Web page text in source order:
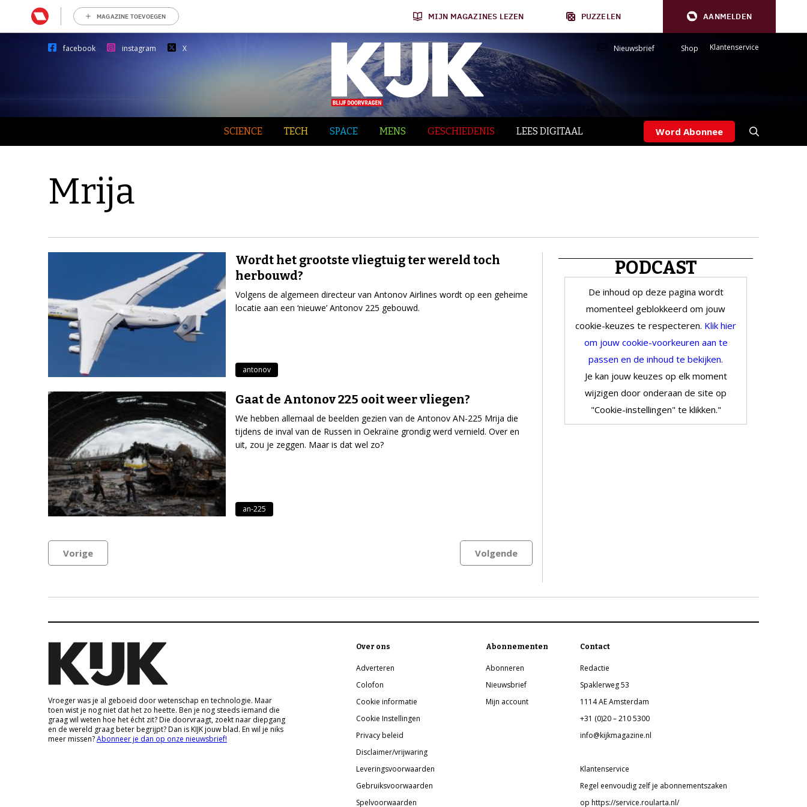
MAGAZINE TOEVOEGEN MIJN MAGAZINES LEZEN PUZZELEN AANMELDEN
facebook instagram X Nieuwsbrief Shop Klantenservice
SCIENCE TECH SPACE MENS GESCHIEDENIS LEES DIGITAAL Word Abonnee
Mrija
Wordt het grootste vliegtuig ter wereld toch
herbouwd?
Volgens de algemeen directeur van Antonov Airlines wordt op een geheime
locatie aan een ‘nieuwe’ Antonov 225 gebouwd.
antonov
Gaat de Antonov 225 ooit weer vliegen?
We hebben allemaal de beelden gezien van de Antonov AN-225 Mrija die
tijdens de inval van de Russen in Oekraïne grondig werd vernield. Over en
uit, zou je zeggen. Maar is dat wel zo?
an-225
Vorige Volgende
PODCAST
De inhoud op deze pagina wordt
momenteel geblokkeerd om jouw
cookie-keuzes te respecteren. Klik hier
om jouw cookie-voorkeuren aan te
passen en de inhoud te bekijken.
Je kan jouw keuzes op elk moment
wijzigen door onderaan de site op
"Cookie-instellingen" te klikken."
Vroeger was je al geboeid door wetenschap en technologie. Maar
toen wist je nog niet dat het zo heette. Ben je nog steeds iemand die
graag wil weten hoe het écht zit? Die doorvraagt, zoekt naar diepgang
en de wereld graag beter begrijpt? Dan is KIJK jouw blad. En wil je niks
meer missen?Abonneer je dan op onze nieuwsbrief!
Over ons
Adverteren
Colofon
Cookie informatie
Cookie Instellingen
Privacy beleid
Disclaimer/vrijwaring
Leveringsvoorwaarden
Gebruiksvoorwaarden
Spelvoorwaarden
Abonnementen
Abonneren
Nieuwsbrief
Mijn account
Contact
Redactie
Spaklerweg 53
1114 AE Amsterdam
+31 (0)20 – 210 5300
info@kijkmagazine.nl
Klantenservice
Regel eenvoudig zelf je abonnementszaken
op https://service.roularta.nl/